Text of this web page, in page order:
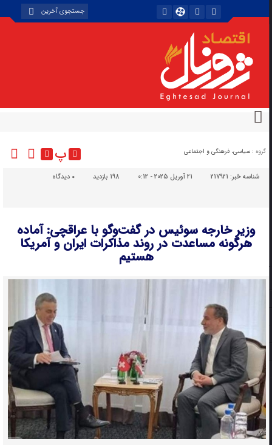
گروه : سیاسی، فرهنگی و اجتماعی پ
شناسه خبر:217921 21 آوریل 2025 - 0:12 198 بازدید دیدگاه
وزیر خارجه سوئیس در گفت‌و‌گو با عراقچی: آماده
هرگونه مساعدت در روند مذاکرات ایران و آمریکا
هستیم